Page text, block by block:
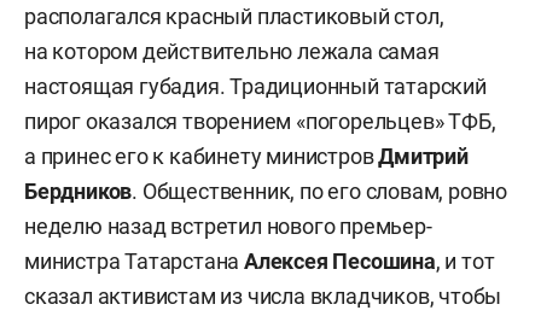
располагался красный пластиковый стол,
на котором действительно лежала самая
настоящая губадия. Традиционный татарский
пирог оказался творением «погорельцев» ТФБ,
а принес его к кабинету министровДмитрий
Бердников. Общественник, по его словам, ровно
неделю назад встретил нового премьер-
министра ТатарстанаАлексея Песошина, и тот
сказал активистам из числа вкладчиков, чтобы